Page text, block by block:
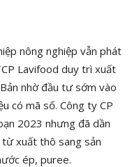
nông nghiệp vẫn phát
Lavifood duy trì xuất
nhờ đầu tư sớm vào
có mã số. Công ty CP
2023 nhưng đã dần
từ xuất thô sang sản
ép, puree.